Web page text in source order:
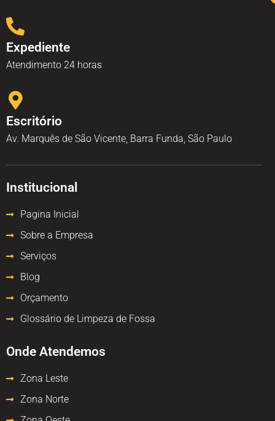
Expediente
Atendimento 24 horas
Escritório
Av. Marquês de São Vicente, Barra Funda, São Paulo
Institucional
Pagina Inicial
Sobre a Empresa
Serviços
Blog
Orçamento
Glossário de Limpeza de Fossa
Onde Atendemos
Zona Leste
Zona Norte